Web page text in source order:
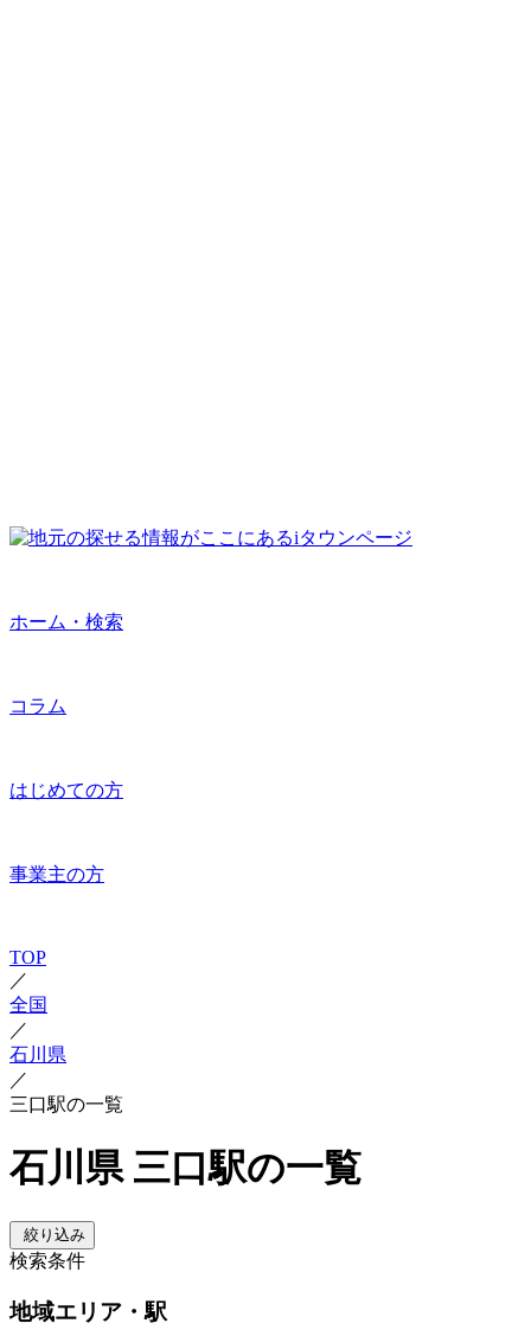
ホーム・検索
コラム
はじめての方
事業主の方
TOP
／
全国
／
石川県
／
三口駅の一覧
石川県 三口駅の一覧
絞り込み
検索条件
地域エリア・駅